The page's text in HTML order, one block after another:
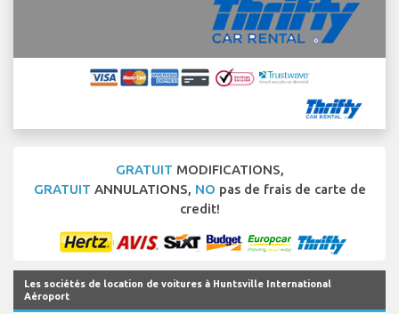
GRATUIT MODIFICATIONS,
GRATUIT ANNULATIONS, NO pas de frais de carte de
credit!
Les sociétés de location de voitures à Huntsville International
Aéroport